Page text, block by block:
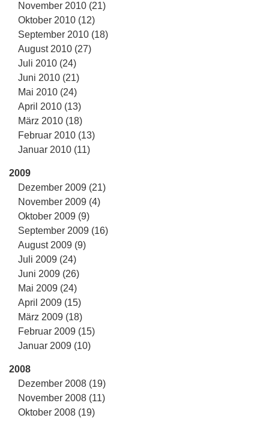
November 2010 (21)
Oktober 2010 (12)
September 2010 (18)
August 2010 (27)
Juli 2010 (24)
Juni 2010 (21)
Mai 2010 (24)
April 2010 (13)
März 2010 (18)
Februar 2010 (13)
Januar 2010 (11)
2009
Dezember 2009 (21)
November 2009 (4)
Oktober 2009 (9)
September 2009 (16)
August 2009 (9)
Juli 2009 (24)
Juni 2009 (26)
Mai 2009 (24)
April 2009 (15)
März 2009 (18)
Februar 2009 (15)
Januar 2009 (10)
2008
Dezember 2008 (19)
November 2008 (11)
Oktober 2008 (19)